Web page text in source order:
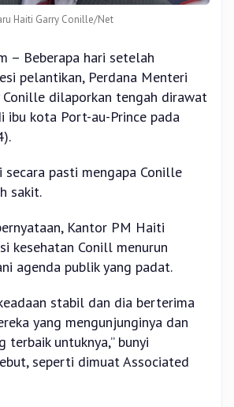
Haiti Garry Conille/Net
– Beberapa hari setelah
pelantikan, Perdana Menteri
Conille dilaporkan tengah dirawat
ibu kota Port-au-Prince pada
secara pasti mengapa Conille
sakit.
Kantor PM Haiti
kesehatan Conill menurun
agenda publik yang padat.
stabil dan dia berterima
yang mengunjunginya dan
terbaik untuknya,” bunyi
seperti dimuat Associated